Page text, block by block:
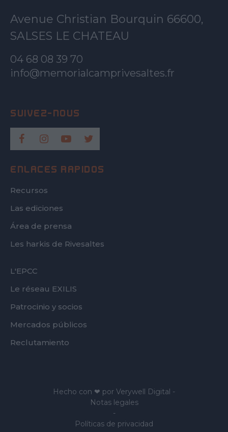
Avenue Christian Bourquin 66600,
SALSES LE CHATEAU
04 68 08 39 70
info@memorialcamprivesaltes.fr
ENLACES RÁPIDOS
Recursos
Las ediciones
Área de prensa
Les harkis de Rivesaltes
FOOTER
L'EPCC
Le réseau EXILIS
Patrocinio y socios
Mercados públicos
Reclutamiento
Hecho con ❤ por Verywell Digital -
Notas legales
-
Políticas de privacidad